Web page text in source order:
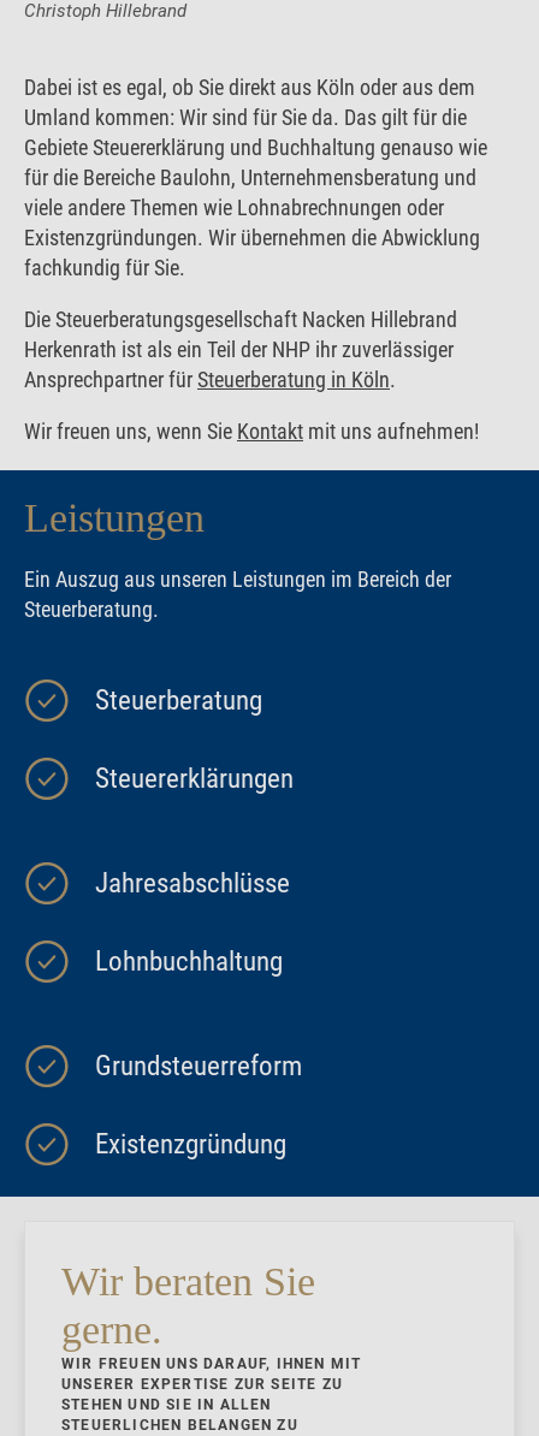
Christoph Hillebrand
Dabei ist es egal, ob Sie direkt aus Köln oder aus dem
Umland kommen: Wir sind für Sie da. Das gilt für die
Gebiete Steuererklärung und Buchhaltung genauso wie
für die Bereiche Baulohn, Unternehmensberatung und
viele andere Themen wie Lohnabrechnungen oder
Existenzgründungen. Wir übernehmen die Abwicklung
fachkundig für Sie.
Die Steuerberatungsgesellschaft Nacken Hillebrand
Herkenrath ist als ein Teil der NHP ihr zuverlässiger
Ansprechpartner fürSteuerberatung in Köln.
Wir freuen uns, wenn Sie Kontakt mit uns aufnehmen!
Leistungen
Ein Auszug aus unseren Leistungen im Bereich der
Steuerberatung.
Steuerberatung
Steuererklärungen
Jahresabschlüsse
Lohnbuchhaltung
Grundsteuerreform
Existenzgründung
Wir beraten Sie
gerne.
WIR FREUEN UNS DARAUF, IHNEN MIT
UNSERER EXPERTISE ZUR SEITE ZU
STEHEN UND SIE IN ALLEN
STEUERLICHEN BELANGEN ZU